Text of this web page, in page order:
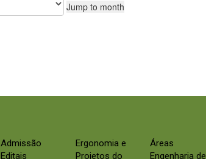
Jump to month
Admissão
Editais
Ergonomia e
Projetos do
Áreas
Engenharia de